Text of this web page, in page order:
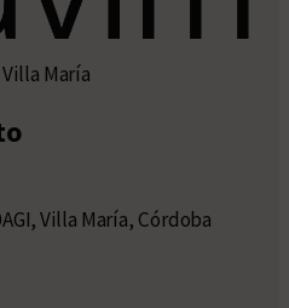
María
Villa María, Córdoba